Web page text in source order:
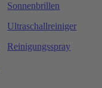
Sonnenbrillen
Ultraschallreiniger
Reinigungsspray